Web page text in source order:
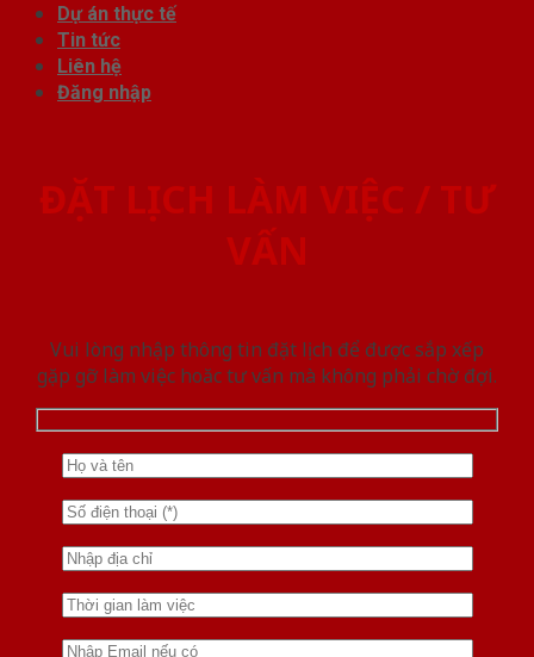
Dự án thực tế
Tin tức
Liên hệ
Đăng nhập
ĐẶT LỊCH LÀM VIỆC / TƯ
VẤN
Vui lòng nhập thông tin đặt lịch để được sắp xếp
gặp gỡ làm việc hoăc tư vấn mà không phải chờ đợi.